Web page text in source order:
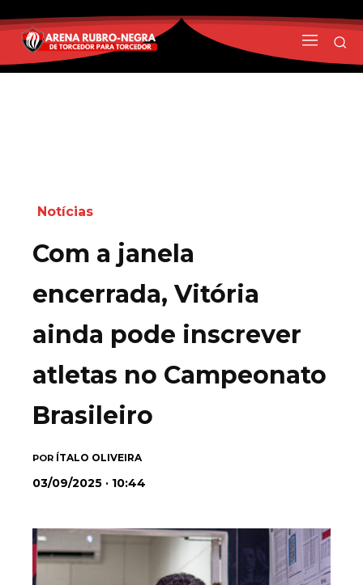
Notícias
Com a janela
encerrada, Vitória
ainda pode inscrever
atletas no Campeonato
Brasileiro
POR ÍTALO OLIVEIRA
03/09/2025 · 10:44